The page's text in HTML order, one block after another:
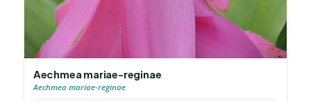
Aechmea mariae-reginae
Aechmea mariae-reginae